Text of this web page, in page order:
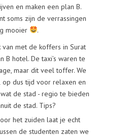
en maken een plan B.
soms zijn de verrassingen
mooier
.
van met de koffers in Surat
B hotel. De taxi’s waren te
maar dit veel toffer. We
op dus tijd voor relaxen en
de stad - regio te bieden
de stad. Tips?
het zuiden laat je echt
de studenten zaten we